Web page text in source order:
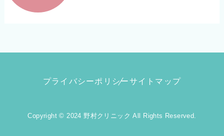
プライバシーポリシーサイトマップ
Copyright © 2024 野村クリニック All Rights Reserved.